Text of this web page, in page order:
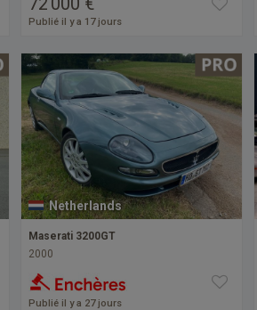
Publié il y a 17 jours
Netherlands
Maserati 3200GT
2000
Publié il y a 27 jours